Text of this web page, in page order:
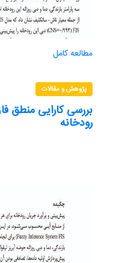
for testing data
developed PSONNs
flow discharge
مطالعه کامل
پژوهش و مقالات
بررسی کارایی منطق
رودخانه